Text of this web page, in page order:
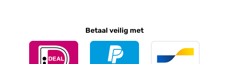
Betaal veilig met